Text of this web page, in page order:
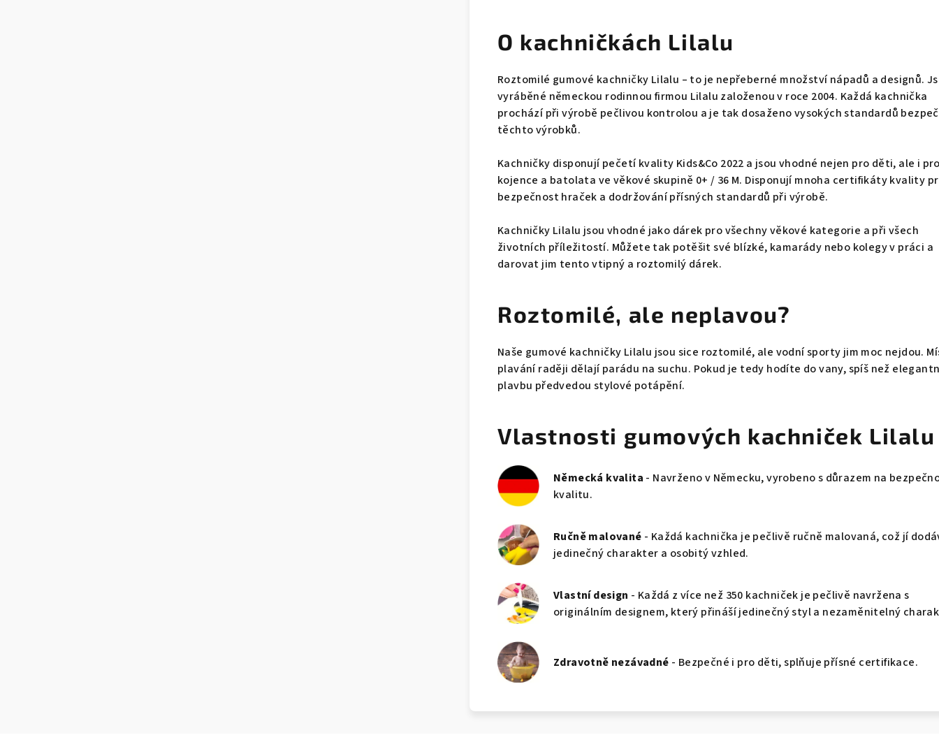
O kachničkách Lilalu
Roztomilé gumové kachničky Lilalu – to je nepřeberné množství nápadů a designů.
vyráběné německou rodinnou firmou Lilalu založenou v roce 2004. Každá kachnička
prochází při výrobě pečlivou kontrolou a je tak dosaženo vysokých standardů
těchto výrobků.
Kachničky disponují pečetí kvality Kids&Co 2022 a jsou vhodné nejen pro děti, ale i
kojence a batolata ve věkové skupině 0+ / 36 M. Disponují mnoha certifikáty kvality
bezpečnost hraček a dodržování přísných standardů při výrobě.
Kachničky Lilalu jsou vhodné jako dárek pro všechny věkové kategorie a při všech
životních příležitostí. Můžete tak potěšit své blízké, kamarády nebo kolegy v práci a
darovat jim tento vtipný a roztomilý dárek.
Roztomilé, ale neplavou?
Naše gumové kachničky Lilalu jsou sice roztomilé, ale vodní sporty jim moc nejdou.
plavání raději dělají parádu na suchu. Pokud je tedy hodíte do vany, spíš než
plavbu předvedou stylové potápění.
Vlastnosti gumových kachniček Lilalu
Německá kvalita - Navrženo v Německu, vyrobeno s důrazem na
kvalitu.
Ručně malované - Každá kachnička je pečlivě ručně malovaná, což jí
jedinečný charakter a osobitý vzhled.
Vlastní design - Každá z více než 350 kachniček je pečlivě navržena s
originálním designem, který přináší jedinečný styl a nezaměnitelný
Zdravotně nezávadné - Bezpečné i pro děti, splňuje přísné certifikace.